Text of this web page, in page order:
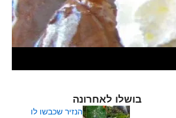
בושלו לאחרונה
הנזיר שכבשו לו